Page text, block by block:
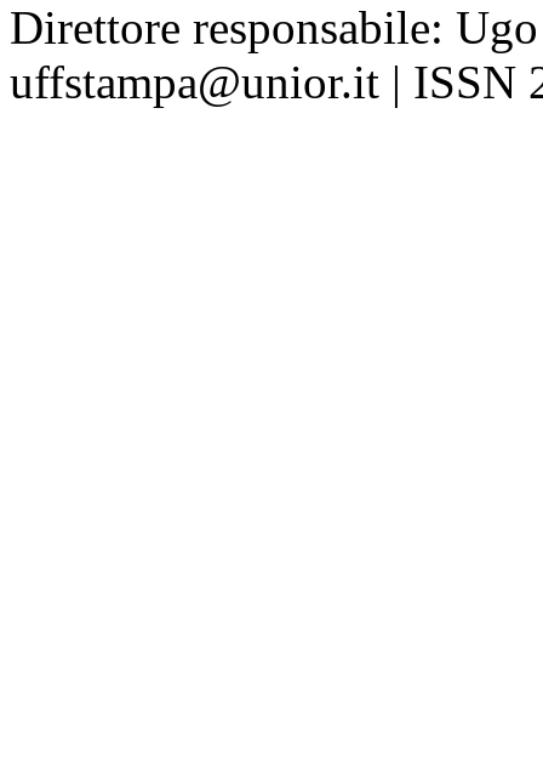
Direttore responsabile:
uffstampa@unior.it | ISSN